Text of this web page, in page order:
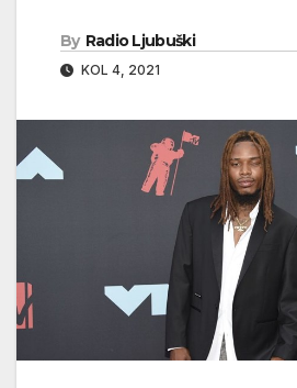
By Radio Ljubuški
KOL 4, 2021